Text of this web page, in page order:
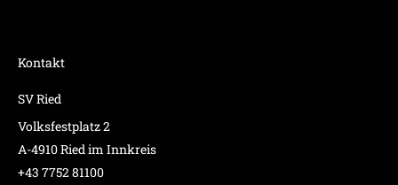
Kontakt
SV Ried
Volksfestplatz 2
A-4910 Ried im Innkreis
+43 7752 81100